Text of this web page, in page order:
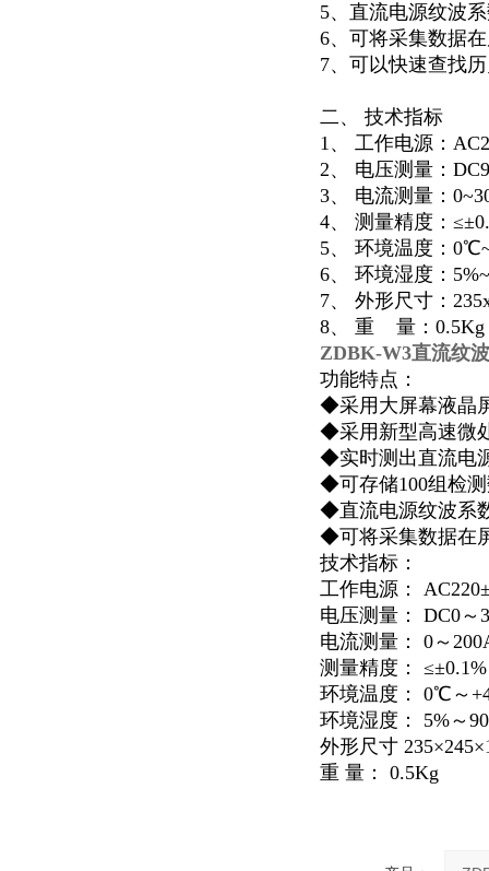
5、直流电源纹波
6、可将采集数据
7、可以快速查找
二、 技术指标
1、 工作电源：
2、 电压测量：
3、 电流测量：
4、 测量精度：
5、 环境温度：
6、 环境湿度：
7、 外形尺寸：
8、 重 量：0.5Kg
ZDBK-W3直流纹
功能特点：
◆采用大屏幕液晶
◆采用新型高速微
◆实时测出直流电
◆可存储100组检
◆直流电源纹波系
◆可将采集数据在
技术指标：
工作电源：
电压测量： DC0～
电流测量： 0～
测量精度： ≤±0.1%
环境温度： 0℃～
环境湿度： 5%～
外形尺寸
重 量： 0.5Kg